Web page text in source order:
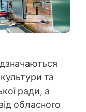
та
ради, а
обласного